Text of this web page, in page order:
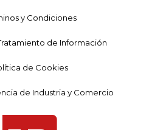
y Condiciones
de Información
de Cookies
de Industria y Comercio